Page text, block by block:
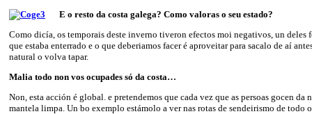
E o resto da costa galega? Como valoras o seu estado?
Como dicía, os temporais deste inverno tiveron efectos moi negativos, un
que estaba enterrado e o que deberiamos facer é aproveitar para sacalo de aí
natural o volva tapar.
Malia todo non vos ocupades só da costa…
Non, esta acción é global. e pretendemos que cada vez que as persoas gocen da
mantela limpa. Un bo exemplo estámolo a ver nas rotas de sendeirismo de todo